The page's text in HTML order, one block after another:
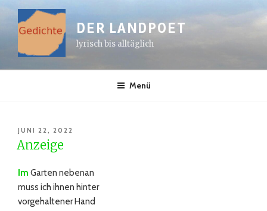
Inhalt
springen
DER LANDPOET
lyrisch bis alltäglich
Menü
VERÖFFENTLICHT
AM
JUNI 22, 2022
Anzeige
Im Garten nebenan
muss ich ihnen hinter
vorgehaltener Hand